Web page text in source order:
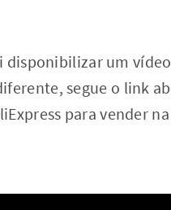
um
segue o link
para vender